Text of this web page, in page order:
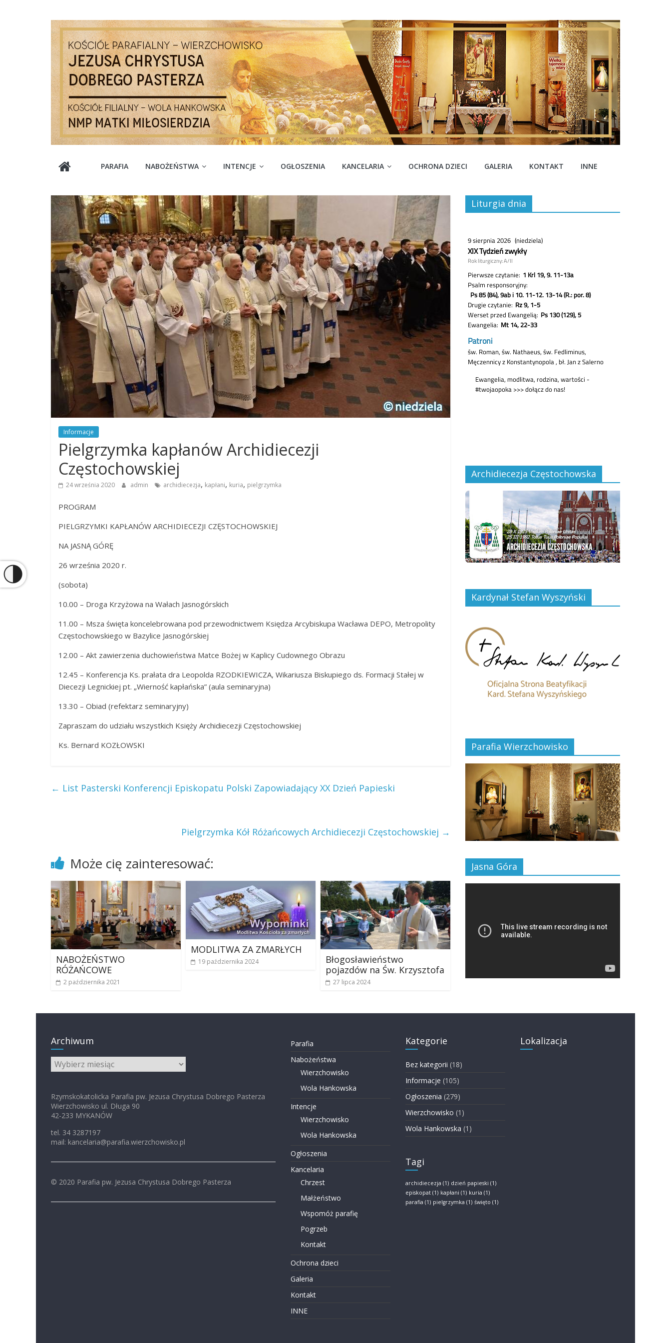
content
Parafia
Chrystusa
Dobrego
Pasterza
Parafia
Jezusa
Chrystusa
Dobrego
Pasterza
PARAFIA NABOŻEŃSTWA INTENCJE OGŁOSZENIA KANCELARIA OCHRONA DZIECI GALERIA KONTAKT INNE
Informacje
Pielgrzymka kapłanów Archidiecezji
Częstochowskiej
24 września 2020 admin archidiecezja, kapłani, kuria, pielgrzymka
PROGRAM
PIELGRZYMKI KAPŁANÓW ARCHIDIECEZJI CZĘSTOCHOWSKIEJ
NA JASNĄ GÓRĘ
26 września 2020 r.
(sobota)
10.00 – Droga Krzyżowa na Wałach Jasnogórskich
11.00 – Msza święta koncelebrowana pod przewodnictwem Księdza Arcybiskupa Wacława DEPO, Metropolity
Częstochowskiego w Bazylice Jasnogórskiej
12.00 – Akt zawierzenia duchowieństwa Matce Bożej w Kaplicy Cudownego Obrazu
12.45 – Konferencja Ks. prałata dra Leopolda RZODKIEWICZA, Wikariusza Biskupiego ds. Formacji Stałej w
Diecezji Legnickiej pt. „Wierność kapłańska” (aula seminaryjna)
13.30 – Obiad (refektarz seminaryjny)
Zapraszam do udziału wszystkich Księży Archidiecezji Częstochowskiej
Ks. Bernard KOZŁOWSKI
← List Pasterski Konferencji Episkopatu Polski Zapowiadający XX Dzień Papieski
Pielgrzymka Kół Różańcowych Archidiecezji Częstochowskiej →
Może cię zainteresować:
NABOŻEŃSTWO
RÓŻAŃCOWE
2 października 2021
MODLITWA ZA ZMARŁYCH
19 października 2024
Błogosławieństwo
pojazdów na Św. Krzysztofa
27 lipca 2024
Liturgia dnia
Archidiecezja Częstochowska
Kardynał Stefan Wyszyński
Parafia Wierzchowisko
Jasna Góra
Archiwum
Archiwum
Rzymskokatolicka Parafia pw. Jezusa Chrystusa Dobrego Pasterza
Wierzchowisko ul. Długa 90
42-233 MYKANÓW
tel. 34 3287197
mail: kancelaria@parafia.wierzchowisko.pl
© 2020 Parafia pw. Jezusa Chrystusa Dobrego Pasterza
Parafia
Nabożeństwa
Wierzchowisko
Wola Hankowska
Intencje
Wierzchowisko
Wola Hankowska
Ogłoszenia
Kancelaria
Chrzest
Małżeństwo
Wspomóż parafię
Pogrzeb
Kontakt
Ochrona dzieci
Galeria
Kontakt
INNE
Kategorie
Bez kategorii (18)
Informacje (105)
Ogłoszenia (279)
Wierzchowisko (1)
Wola Hankowska (1)
Tagi
archidiecezja (1) dzień papieski (1)
episkopat(1) kapłani (1) kuria (1)
parafia (1) pielgrzymka (1) święto (1)
Lokalizacja